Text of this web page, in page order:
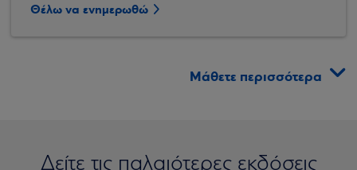
Θέλω να ενημερωθώ
Μάθετε περισσότερα
Δείτε τις παλαιότερες εκδόσεις